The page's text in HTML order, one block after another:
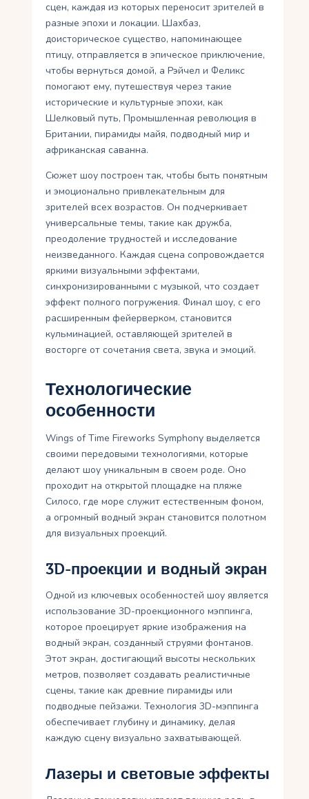
сцен, каждая из которых переносит зрителей в
разные эпохи и локации. Шахбаз,
доисторическое существо, напоминающее
птицу, отправляется в эпическое приключение,
чтобы вернуться домой, а Рэйчел и Феликс
помогают ему, путешествуя через такие
исторические и культурные эпохи, как
Шелковый путь, Промышленная революция в
Британии, пирамиды майя, подводный мир и
африканская саванна.
Сюжет шоу построен так, чтобы быть понятным
и эмоционально привлекательным для
зрителей всех возрастов. Он подчеркивает
универсальные темы, такие как дружба,
преодоление трудностей и исследование
неизведанного. Каждая сцена сопровождается
яркими визуальными эффектами,
синхронизированными с музыкой, что создает
эффект полного погружения. Финал шоу, с его
расширенным фейерверком, становится
кульминацией, оставляющей зрителей в
восторге от сочетания света, звука и эмоций.
Технологические
особенности
Wings of Time Fireworks Symphony выделяется
своими передовыми технологиями, которые
делают шоу уникальным в своем роде. Оно
проходит на открытой площадке на пляже
Силосо, где море служит естественным фоном,
а огромный водный экран становится полотном
для визуальных проекций.
3D-проекции и водный экран
Одной из ключевых особенностей шоу является
использование 3D-проекционного мэппинга,
которое проецирует яркие изображения на
водный экран, созданный струями фонтанов.
Этот экран, достигающий высоты нескольких
метров, позволяет создавать реалистичные
сцены, такие как древние пирамиды или
подводные пейзажи. Технология 3D-мэппинга
обеспечивает глубину и динамику, делая
каждую сцену визуально захватывающей.
Лазеры и световые эффекты